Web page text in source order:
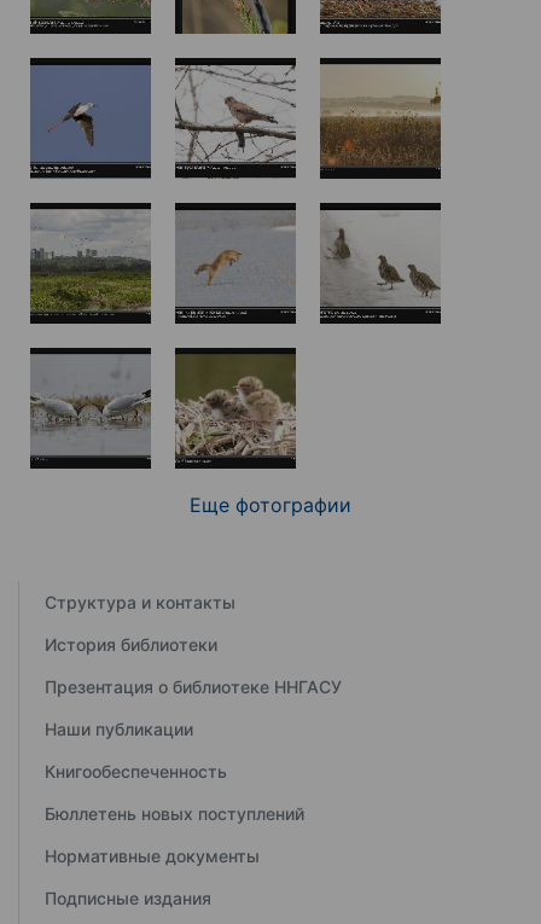
Еще фотографии
Структура и контакты
История библиотеки
Презентация о библиотеке ННГАСУ
Наши публикации
Книгообеспеченность
Бюллетень новых поступлений
Нормативные документы
Подписные издания